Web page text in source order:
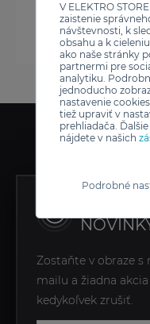
V ELEKTRO
zaistenie
návštevnosti, k
obsahu a k
ako naše stránky
partnermi pre
analytiku.
jednoducho
nastavenie
tiež upraviť v
prehliadača.
nájdete v našich
Podrobné
Zostaňte v obraze
mailu a žiadna
kedykoľvek zrušiť.